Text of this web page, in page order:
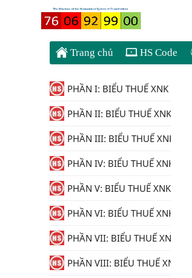
Trang chủ HS Code
PHẦN I: BIỂU THUẾ XNK
PHẦN II: BIỂU THUẾ XNK
PHẦN III: BIỂU THUẾ XNK
PHẦN IV: BIỂU THUẾ XNK
PHẦN V: BIỂU THUẾ XNK
PHẦN VI: BIỂU THUẾ XNK
PHẦN VII: BIỂU THUẾ XNK
PHẦN VIII: BIỂU THUẾ XNK